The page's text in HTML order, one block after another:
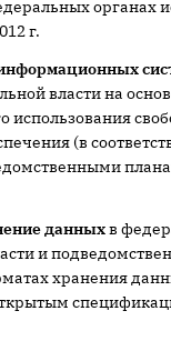
органах
г.
власти на
использования
(в
данныхв
и
хранения